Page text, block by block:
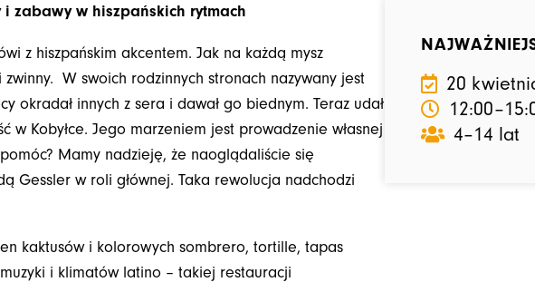
zabawy w hiszpańskich rytmach
z hiszpańskim akcentem. Jak na każdą mysz
zwinny. W swoich rodzinnych stronach nazywany jest
okradał innych z sera i dawał go biednym. Teraz udał
w Kobyłce. Jego marzeniem jest prowadzenie własnej
Mamy nadzieję, że naoglądaliście się
Gessler w roli głównej. Taka rewolucja nadchodzi
kaktusów i kolorowych sombrero, tortille, tapas
i klimatów latino – takiej restauracji
20
12:00
4–14 lat